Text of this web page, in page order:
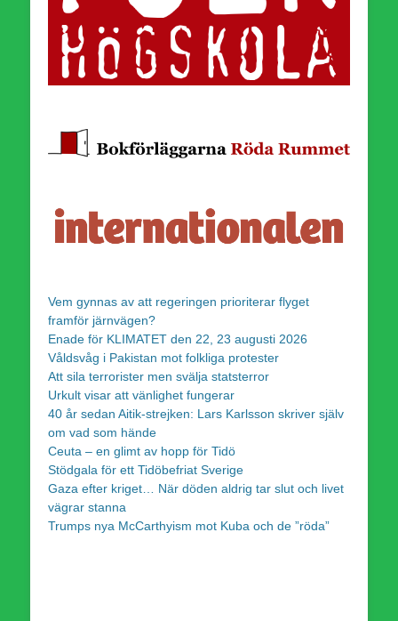
Vem gynnas av att regeringen prioriterar flyget
framför järnvägen?
Enade för KLIMATET den 22, 23 augusti 2026
Våldsvåg i Pakistan mot folkliga protester
Att sila terrorister men svälja statsterror
Urkult visar att vänlighet fungerar
40 år sedan Aitik-strejken: Lars Karlsson skriver själv
om vad som hände
Ceuta – en glimt av hopp för Tidö
Stödgala för ett Tidöbefriat Sverige
Gaza efter kriget… När döden aldrig tar slut och livet
vägrar stanna
Trumps nya McCarthyism mot Kuba och de ”röda”